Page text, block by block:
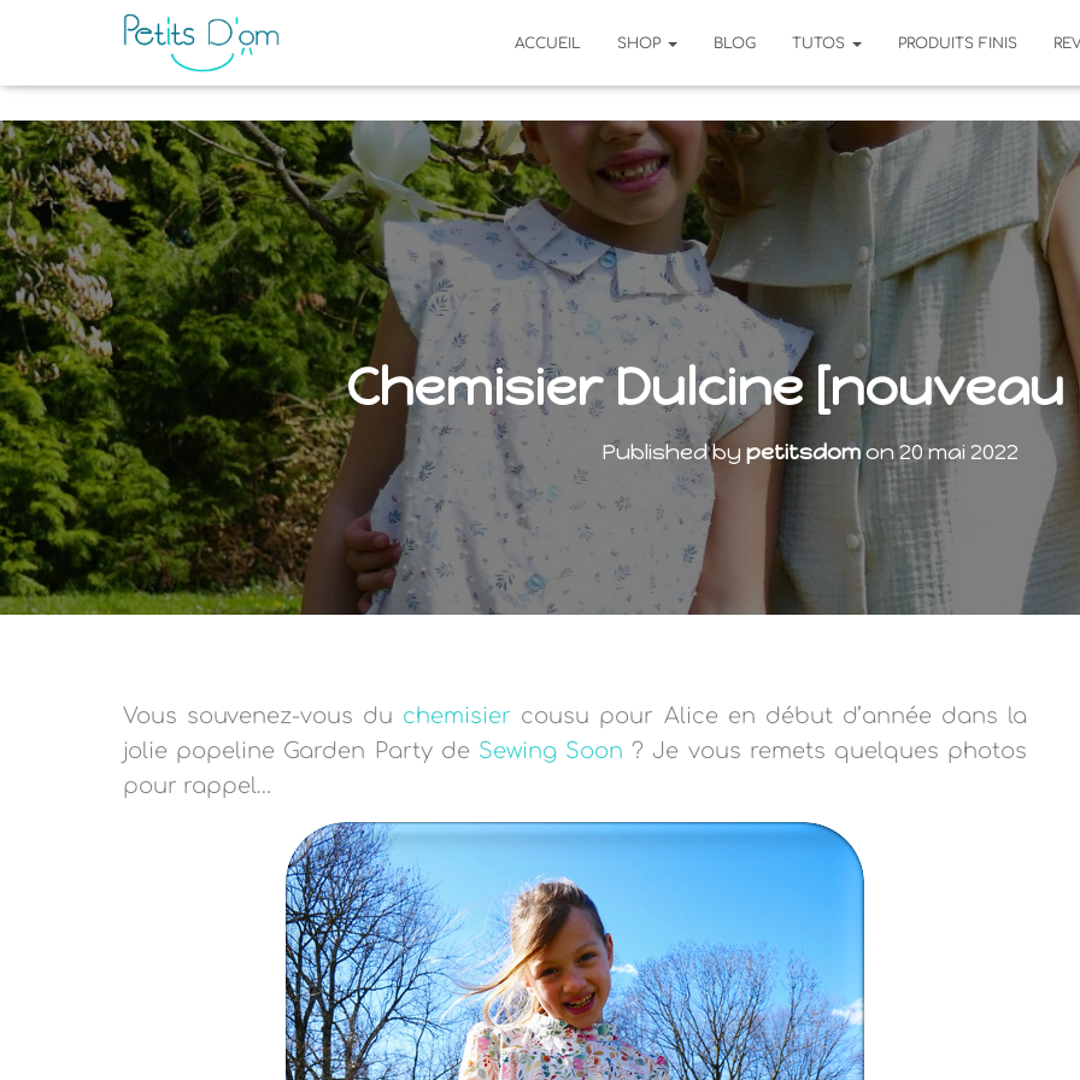
ACCUEIL SHOP BLOG TUTOS PRODUITS FINIS
Chemisier Dulcine
Published by petitsdomon20 mai 2022
Vous souvenez-vous du chemisier cousu pour Alice en début d’année dans la
jolie popeline Garden Party de Sewing Soon ? Je vous remets quelques photos
pour rappel…